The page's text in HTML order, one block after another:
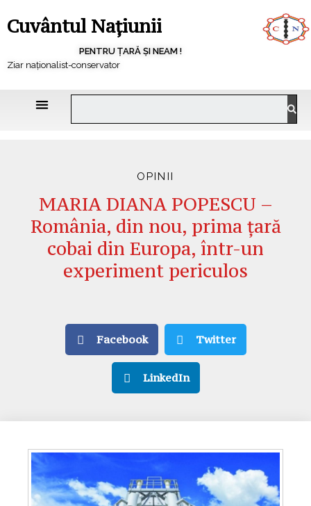
Cuvântul Națiunii
PENTRU ȚARĂ ȘI NEAM !
Ziar naționalist-conservator
OPINII
MARIA DIANA POPESCU –
România, din nou, prima ţară
cobai din Europa, într-un
experiment periculos
Facebook Twitter
LinkedIn